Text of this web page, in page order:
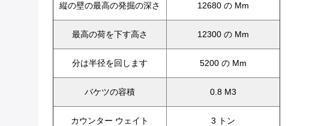
縦の壁の最高の発掘の深さ 12680 の Mm
最高の荷を下す高さ 12300 の Mm
分は半径を回します 5200 の Mm
バケツの容積 0.8 M3
カウンター ウェイト 3 トン